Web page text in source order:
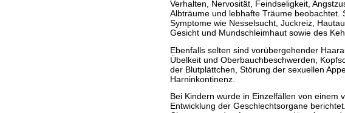
Verhalten, Nervosität, Feindseligkeit,
Albträume und lebhafte Träume beobachtet.
Symptome wie Nesselsucht, Juckreiz,
Gesicht und Mundschleimhaut sowie des
Ebenfalls selten sind vorübergehender
Übelkeit und Oberbauchbeschwerden,
der Blutplättchen, Störung der sexuellen
Harninkontinenz.
Bei Kindern wurde in Einzelfällen von einem
Entwicklung der Geschlechtsorgane